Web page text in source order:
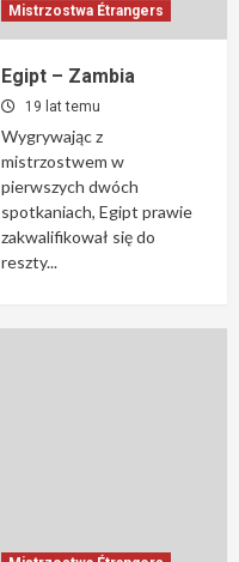
Mistrzostwa Étrangers
Egipt – Zambia
19 lat temu
Wygrywając z
mistrzostwem w
pierwszych dwóch
spotkaniach, Egipt prawie
zakwalifikował się do
reszty...